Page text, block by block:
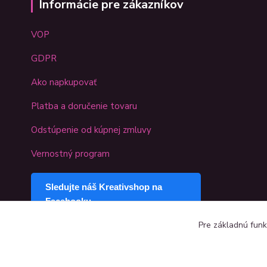
Informácie pre zákazníkov
VOP
GDPR
Ako napkupovať
Platba a doručenie tovaru
Odstúpenie od kúpnej zmluvy
Vernostný program
Sledujte náš Kreativshop na
Facebooku
Pre základnú